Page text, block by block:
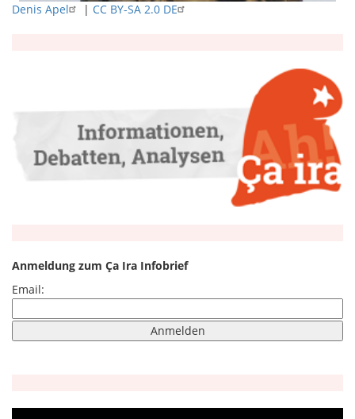
Denis Apel | CC BY-SA 2.0 DE
Anmeldung zum Ça Ira Infobrief
Email: